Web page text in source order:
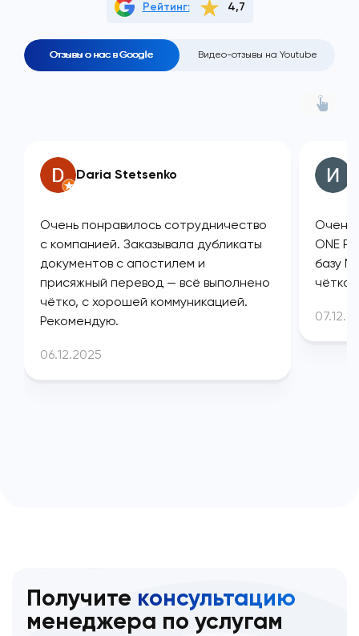
Рейтинг: 4,7
Отзывы о нас в Google Видео-отзывы на Youtube
Daria Stetsenko
Очень понравилось сотрудничество
с компанией. Заказывала дубликаты
документов с апостилем и
присяжный перевод — всё выполнено
чётко, с хорошей коммуникацией.
Рекомендую.
06.12.2025
Очень
ONE
базу
чётко
Получите консультацию
менеджера по услугам